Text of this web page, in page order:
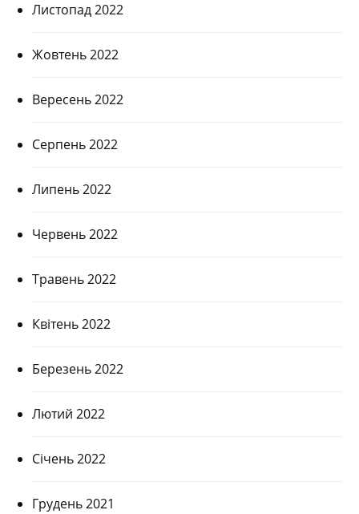
Листопад 2022
Жовтень 2022
Вересень 2022
Серпень 2022
Липень 2022
Червень 2022
Травень 2022
Квітень 2022
Березень 2022
Лютий 2022
Січень 2022
Грудень 2021